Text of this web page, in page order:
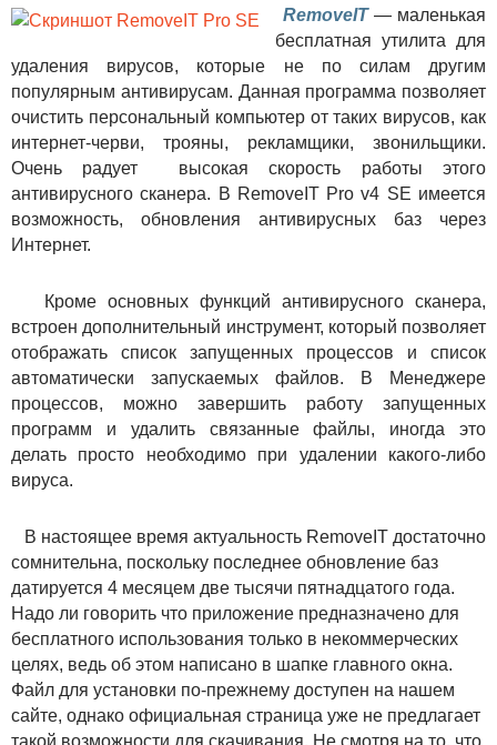
RemoveIT— маленькая
бесплатная утилита для
удаления вирусов, которые не по силам другим
популярным антивирусам. Данная программа позволяет
очистить персональный компьютер от таких вирусов, как
интернет-черви, трояны, рекламщики, звонильщики.
Очень радует высокая скорость работы этого
антивирусного сканера. В RemoveIT Pro v4 SE имеется
возможность, обновления антивирусных баз через
Интернет.
Кроме основных функций антивирусного сканера,
встроен дополнительный инструмент, который позволяет
отображать список запущенных процессов и список
автоматически запускаемых файлов. В Менеджере
процессов, можно завершить работу запущенных
программ и удалить связанные файлы, иногда это
делать просто необходимо при удалении какого-либо
вируса.
В настоящее время актуальность RemoveIT достаточно
сомнительна, поскольку последнее обновление баз
датируется 4 месяцем две тысячи пятнадцатого года.
Надо ли говорить что приложение предназначено для
бесплатного использования только в некоммерческих
целях, ведь об этом написано в шапке главного окна.
Файл для установки по-прежнему доступен на нашем
сайте, однако официальная страница уже не предлагает
такой возможности для скачивания. Не смотря на то, что